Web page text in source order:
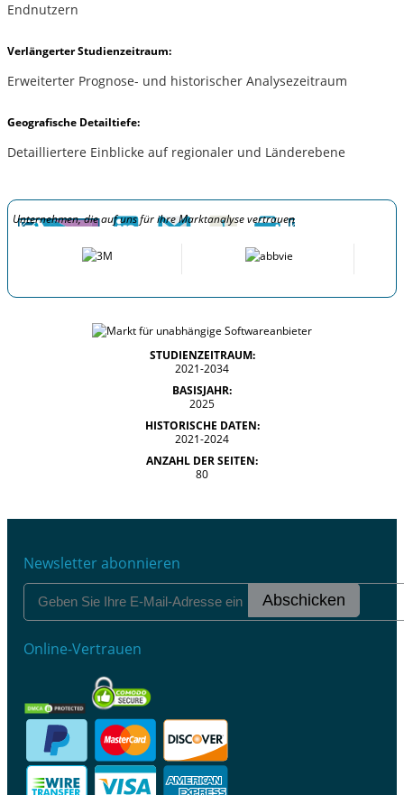
Endnutzern
Verlängerter Studienzeitraum:
Erweiterter Prognose- und historischer Analysezeitraum
Geografische Detailtiefe:
Detailliertere Einblicke auf regionaler und Länderebene
Unternehmen, die auf uns für ihre Marktanalyse vertrauen
STUDIENZEITRAUM:
2021-2034
BASISJAHR:
2025
HISTORISCHE DATEN:
2021-2024
ANZAHL DER SEITEN:
80
Newsletter abonnieren
Abschicken
Online-Vertrauen